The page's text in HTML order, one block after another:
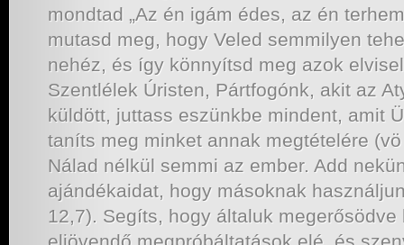
mondtad „Az én igám édes, az én
mutasd meg, hogy Veled semmilyen
nehéz, és így könnyítsd meg azok
Szentlélek Úristen, Pártfogónk, akit az
küldött, juttass eszünkbe mindent, amit
taníts meg minket annak megtételére
Nálad nélkül semmi az ember. Add
ajándékaidat, hogy másoknak
12,7). Segíts, hogy általuk
eljövendő megpróbáltatások elé, és